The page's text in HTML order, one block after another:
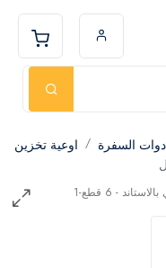
السفرة
اوعية تخزين